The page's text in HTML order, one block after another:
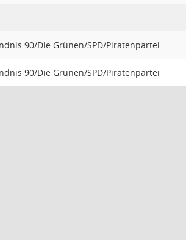
90/Die Grünen/SPD/Piratenpartei
90/Die Grünen/SPD/Piratenpartei